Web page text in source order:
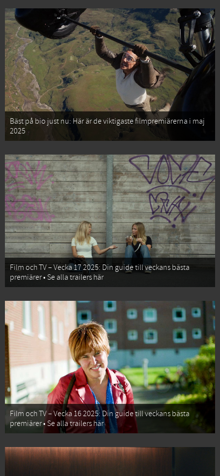
Bäst på bio just nu: Här är de viktigaste filmpremiärerna i maj
2025
Film och TV – Vecka 17 2025: Din guide till veckans bästa
premiärer • Se alla trailers här
Film och TV – Vecka 16 2025: Din guide till veckans bästa
premiärer • Se alla trailers här